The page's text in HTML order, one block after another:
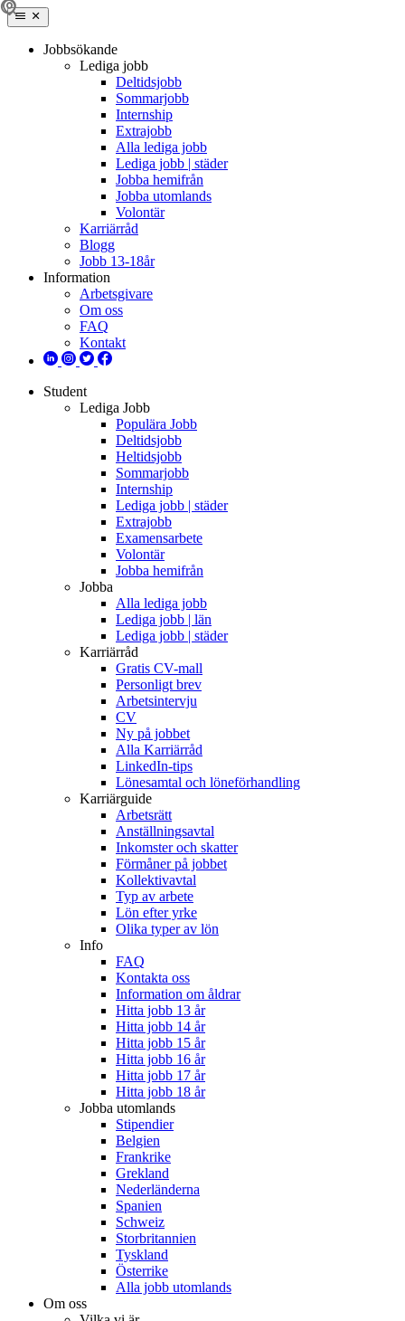
Jobbsökande
Lediga jobb
Deltidsjobb
Sommarjobb
Internship
Extrajobb
Alla lediga jobb
Lediga jobb | städer
Jobba hemifrån
Jobba utomlands
Volontär
Karriärråd
Blogg
Jobb 13-18år
Information
Arbetsgivare
Om oss
FAQ
Kontakt
Student
Lediga Jobb
Populära Jobb
Deltidsjobb
Heltidsjobb
Sommarjobb
Internship
Lediga jobb | städer
Extrajobb
Examensarbete
Volontär
Jobba hemifrån
Jobba
Alla lediga jobb
Lediga jobb | län
Lediga jobb | städer
Karriärråd
Gratis CV-mall
Personligt brev
Arbetsintervju
CV
Ny på jobbet
Alla Karriärråd
LinkedIn-tips
Lönesamtal och löneförhandling
Karriärguide
Arbetsrätt
Anställningsavtal
Inkomster och skatter
Förmåner på jobbet
Kollektivavtal
Typ av arbete
Lön efter yrke
Olika typer av lön
Info
FAQ
Kontakta oss
Information om åldrar
Hitta jobb 13 år
Hitta jobb 14 år
Hitta jobb 15 år
Hitta jobb 16 år
Hitta jobb 17 år
Hitta jobb 18 år
Jobba utomlands
Stipendier
Belgien
Frankrike
Grekland
Nederländerna
Spanien
Schweiz
Storbritannien
Tyskland
Österrike
Alla jobb utomlands
Om oss